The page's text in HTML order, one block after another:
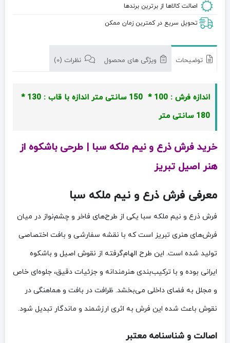
اصالت کالاها از برترین برندها
تحویل سریع در کمترین زمان ممکن
توضیحات ویژگی های محصول نظرات (0)
اندازه فرش : 100 * 150 سانتی متر
اندازه با قاب : 130 *
180 سانتی متر
خرید فرش ذرع و نیم ملکه سبا | طرحی باشکوه از
هنر اصیل تبریز
معرفی فرش ذرع و نیم ملکه سبا
فرش ذرع و نیم ملکه سبا یکی از طرح‌های فاخر و چشم‌نواز در میان
فرش‌های هنری تبریز است که با نقشه سفارشی و بافت اختصاصی
تولید شده است. این طرح الهام‌گرفته از نقوش اصیل و باشکوه
ایرانی بوده و با ترکیب‌بندی هنرمندانه و جزئیات دقیق، جلوه‌ای خاص
و مجلل به فضای داخلی می‌بخشد. ظرافت در بافت و هماهنگی در
نقوش باعث شده این فرش به اثری ارزشمند و ماندگار تبدیل شود.
اصالت و شناسنامه معتبر